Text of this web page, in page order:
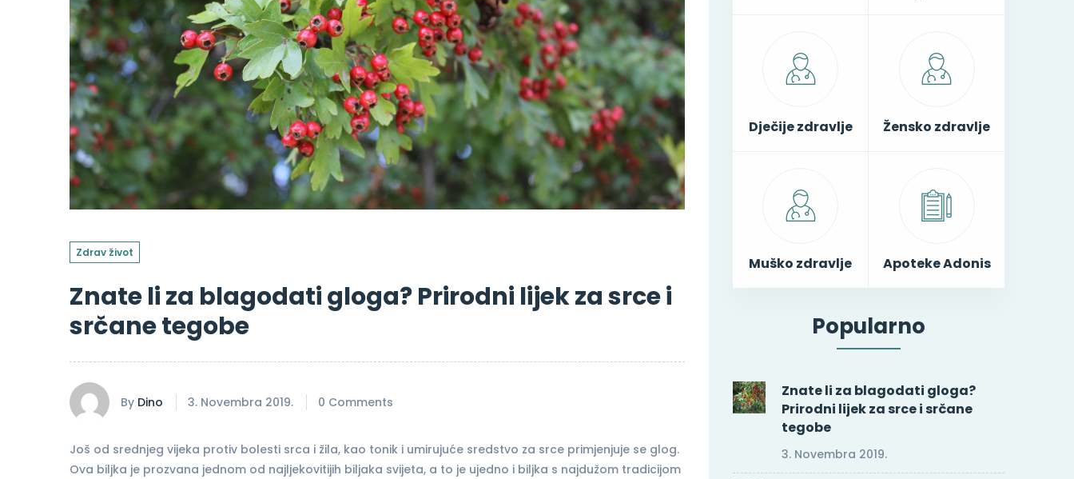
Zdrav život
Znate li za blagodati gloga? Prirodni lijek za srce i
srčane tegobe
By Dino 3. Novembra 2019. 0 Comments
Još od srednjeg vijeka protiv bolesti srca i žila, kao tonik i umirujuće sredstvo za srce primjenjuje se glog.
Ova biljka je prozvana jednom od najljekovitijih biljaka svijeta, a to je ujedno i biljka s najdužom tradicijom
Dječije zdravlje Žensko zdravlje
Muško zdravlje Apoteke Adonis
Popularno
Znate li za blagodati gloga?
Prirodni lijek za srce i srčane
tegobe
3. Novembra 2019.